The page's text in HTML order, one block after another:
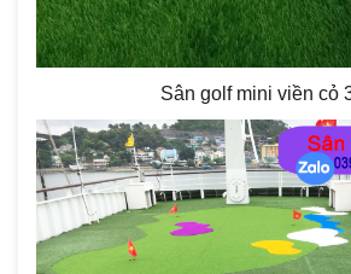
Sân golf mini viền cỏ